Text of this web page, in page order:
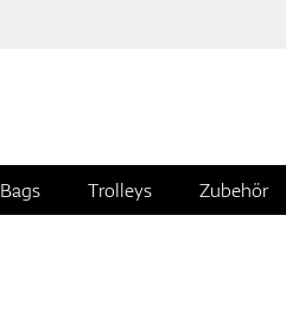
Bags Trolleys Zubehör